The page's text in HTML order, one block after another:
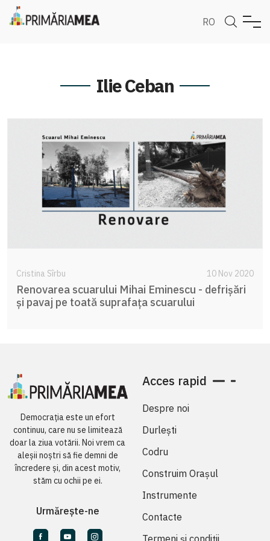
RO
Ilie Ceban
Cristina Sîrbu 10 Nov 2020
Renovarea scuarului Mihai Eminescu - defrișări
și pavaj pe toată suprafața scuarului
Democrația este un efort
continuu, care nu se limitează
doar la ziua votării. Noi vrem ca
aleșii noștri să fie demni de
încredere și, din acest motiv,
stăm cu ochii pe ei.
Urmărește-ne
Acces rapid
Despre noi
Durlești
Codru
Construim Orașul
Instrumente
Contacte
Termeni și condiții